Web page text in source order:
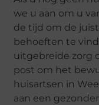
we u aan om u
de tijd om de
behoeften te
uitgebreide zorg
post om het
huisartsen in
aan een